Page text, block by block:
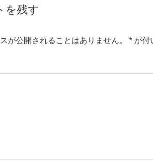
を残す
が公開されることはありません。 * が付